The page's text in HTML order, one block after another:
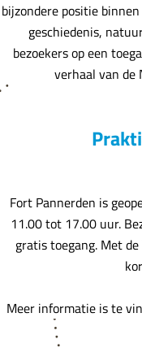
bijzondere positie
geschiedenis,
bezoekers op een
verhaal van de
Fort Pannerden is
11.00 tot 17.00 uur.
gratis toegang. Met
Meer informatie is te